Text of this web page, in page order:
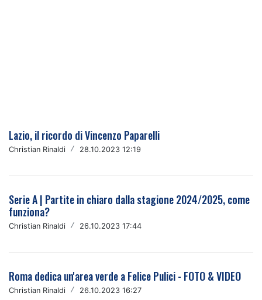
Lazio, il ricordo di Vincenzo Paparelli
Christian Rinaldi / 28.10.2023 12:19
Serie A | Partite in chiaro dalla stagione 2024/2025, come
funziona?
Christian Rinaldi / 26.10.2023 17:44
Roma dedica un'area verde a Felice Pulici - FOTO & VIDEO
Christian Rinaldi / 26.10.2023 16:27